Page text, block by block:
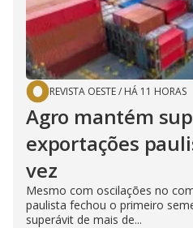
REVISTA OESTE/ HÁ 11 HORAS
Agro mantém
exportações
vez
Mesmo com oscilações no
paulista fechou o primeiro
superávit de mais de...